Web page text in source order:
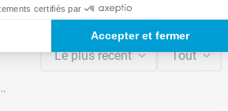
connecter pour écrire un avis.
Le plus récent Tout
certifiés par
Accepter et fermer